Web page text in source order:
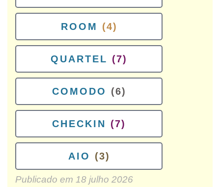
ROOM (4)
QUARTEL (7)
COMODO (6)
CHECKIN (7)
AIO (3)
Publicado em 18 julho 2026